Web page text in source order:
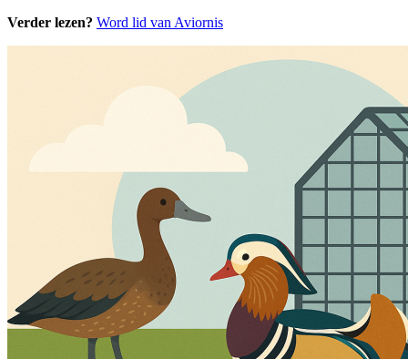
Verder lezen? Word lid van Aviornis